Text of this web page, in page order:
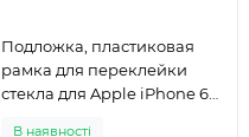
Подложка, пластиковая
рамка для переклейки
стекла для Apple iPhone 6
В наявності